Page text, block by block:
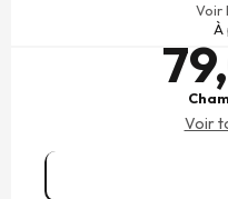
Voir
À
Voir